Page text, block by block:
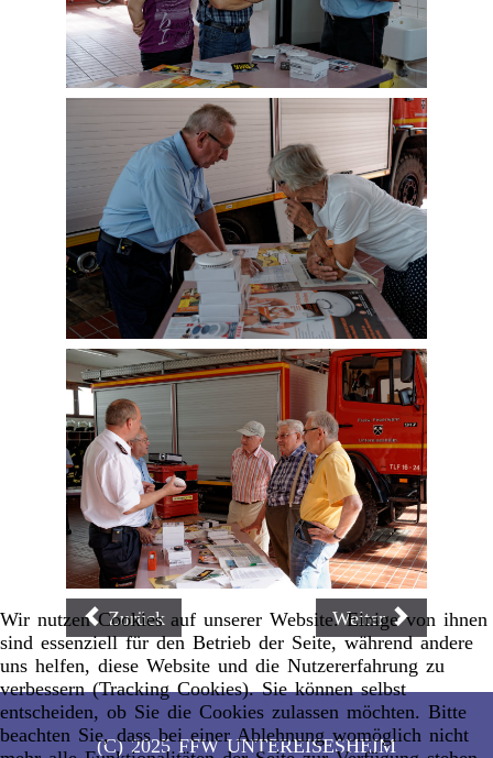
Zurück Weiter
(C) 2025 FFW UNTEREISESHEIM
Wir nutzen Cookies auf unserer Website. Einige von ihnen
sind essenziell für den Betrieb der Seite, während andere
uns helfen, diese Website und die Nutzererfahrung zu
verbessern (Tracking Cookies). Sie können selbst
entscheiden, ob Sie die Cookies zulassen möchten. Bitte
beachten Sie, dass bei einer Ablehnung womöglich nicht